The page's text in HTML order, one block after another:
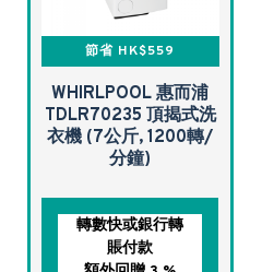
節省 HK$559
WHIRLPOOL 惠而浦
TDLR70235 頂揭式洗
衣機 (7公斤, 1200轉/
分鐘)
轉數快或銀行轉
賬付款